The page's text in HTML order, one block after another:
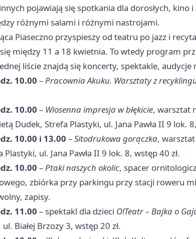
pojawiają się spotkania dla dorosłych, kino
różnymi salami i różnymi nastrojami.
Piaseczno przyspieszy od teatru po jazz i
między 11 a 18 kwietnia. To wtedy program
liście znajdą się koncerty, spektakle,
10.00 –Pracownia Akuku. Warsztaty z
10.00 – Wiosenna impresja w błękicie, warsztat
Dudek, Strefa Plastyki, ul. Jana Pawła II 9 lok.
10.00 i 13.00 –Sitodrukowa gorączka,
Plastyki, ul. Jana Pawła II 9 lok. 8, wstęp 40 zł.
10.00 –Ptaki naszych okolic, spacer
zbiórka przy parkingu przy stacji roweru
zapisy.
11.00 – spektakl dla dzieci O!Teatr – Bajka o
Białej Brzozy 3, wstęp 20 zł.